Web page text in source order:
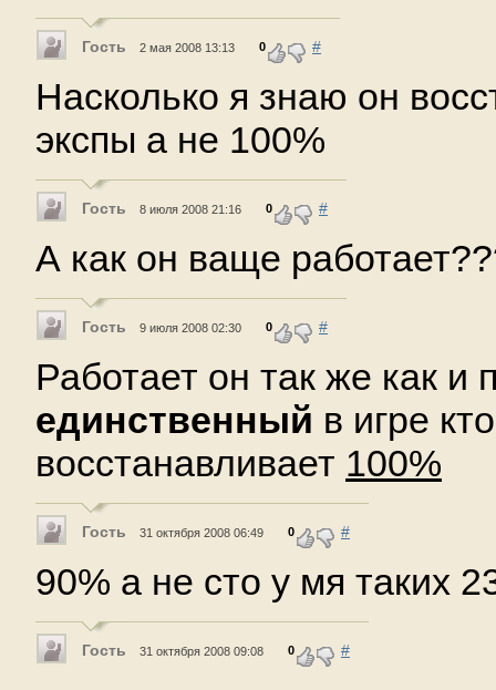
Гость 2 мая 2008 13:13 0 #
Насколько я знаю он
экспы а не 100%
Гость 8 июля 2008 21:16 0 #
А как он ваще
Гость 9 июля 2008 02:30 0 #
Работает он так же как и
единственный в игре
восстанавливает 100%
Гость 31 октября 2008 06:49 0 #
90% а не сто у мя таких
Гость 31 октября 2008 09:08 0 #